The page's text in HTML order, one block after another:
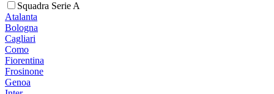
Squadra Serie A
Atalanta
Bologna
Cagliari
Como
Fiorentina
Frosinone
Genoa